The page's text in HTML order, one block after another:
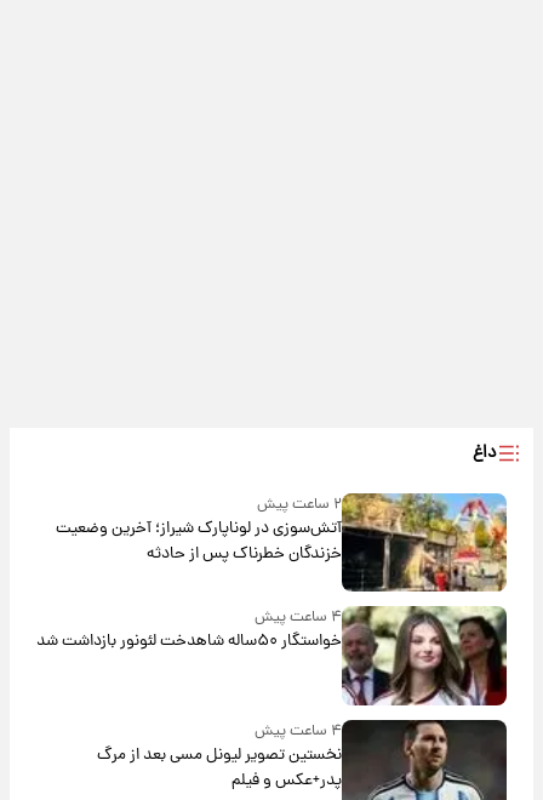
داغ
۲ ساعت پیش
آتش‌سوزی در لوناپارک شیراز؛ آخرین وضعیت
خزندگان خطرناک پس از حادثه
۴ ساعت پیش
خواستگار ۵۰ساله شاهدخت لئونور بازداشت شد
نخستین تصویر لیونل مسی بعد از مرگ
پدر+عکس و فیلم